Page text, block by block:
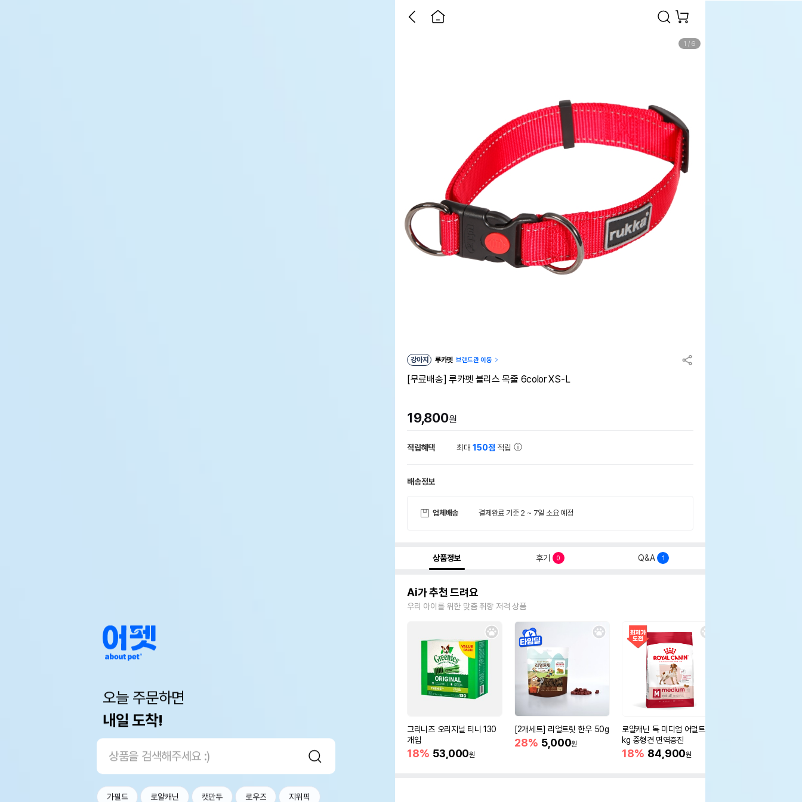
오늘 주문하면
내일 도착!
가필드 로얄캐닌 캣만두 로우즈 지위픽
1 / 6
강아지 루카펫 브랜드관 이동
[무료배송] 루카펫 블리스 목줄 6color XS-L
19,800원
적립혜택 최대150점 적립
배송정보
업체배송 결제완료 기준 2 ~ 7일 소요 예정
상품정보 후기 0 Q&A 1
Ai가 추천 드려요
우리 아이를 위한 맞춤 취향 저격 상품
그리니즈 오리지널 티니 130
개입
18% 53,000원
[2개세트] 리얼트릿 한우 50g
28% 5,000원
로얄캐닌 독 미디엄 어덜트 10
kg 중형견 면역증진
18% 84,900원